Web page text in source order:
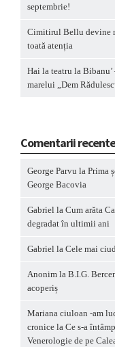
septembrie!
Cimitirul Bellu devine
toată atenția
Hai la teatru la
marelui „Dem
Comentarii recente
George Parvu la Prima
George Bacovia
Gabriel la Cum arăta
degradat în ultimii ani
Gabriel la Cele mai
Anonim la B.I.G.
acoperiș
Mariana ciuloan -am
cronice la Ce s-a
Venerologie de pe